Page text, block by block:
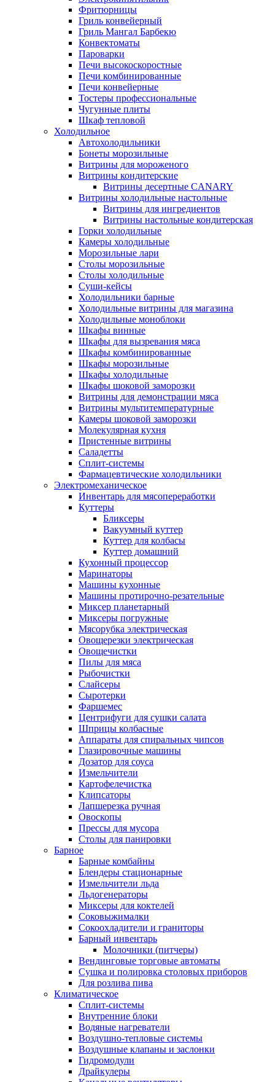
Фритюрницы
Гриль конвейерный
Гриль Мангал Барбекю
Конвектоматы
Пароварки
Печи высокоскоростные
Печи комбинированные
Печи конвейерные
Тостеры профессиональные
Чугунные плиты
Шкаф тепловой
Холодильное
Автохолодильники
Бонеты морозильные
Витрины для мороженого
Витрины кондитерские
Витрины десертные CANARY
Витрины холодильные настольные
Витрины для ингредиентов
Витрины настольные кондитерская
Горки холодильные
Камеры холодильные
Морозильные лари
Столы морозильные
Столы холодильные
Суши-кейсы
Холодильники барные
Холодильные витрины для магазина
Холодильные моноблоки
Шкафы винные
Шкафы для вызревания мяса
Шкафы комбинированные
Шкафы морозильные
Шкафы холодильные
Шкафы шоковой заморозки
Витрины для демонстрации мяса
Витрины мультитемпературные
Камеры шоковой заморозки
Молекулярная кухня
Пристенные витрины
Саладетты
Сплит-системы
Фармацевтические холодильники
Электромеханическое
Инвентарь для мясопереработки
Куттеры
Бликсеры
Вакуумный куттер
Куттер для колбасы
Куттер домашний
Кухонный процессор
Маринаторы
Машины кухонные
Машины протирочно-резательные
Миксер планетарный
Миксеры погружные
Мясорубка электрическая
Овощерезки электрическая
Овощечистки
Пилы для мяса
Рыбочистки
Слайсеры
Сыротерки
Фаршемес
Центрифуги для сушки салата
Шприцы колбасные
Аппараты для спиральных чипсов
Глазировочные машины
Дозатор для соуса
Измельчители
Картофелечистка
Клипсаторы
Лапшерезка ручная
Овоскопы
Прессы для мусора
Столы для панировки
Барное
Барные комбайны
Блендеры стационарные
Измельчители льда
Льдогенераторы
Миксеры для коктелей
Соковыжималки
Сокоохладители и граниторы
Барный инвентарь
Молочники (питчеры)
Вендинговые торговые автоматы
Сушка и полировка столовых приборов
Для розлива пива
Климатическое
Сплит-системы
Внутренние блоки
Водяные нагреватели
Воздушно-тепловые системы
Воздушные клапаны и заслонки
Гидромодули
Драйкулеры